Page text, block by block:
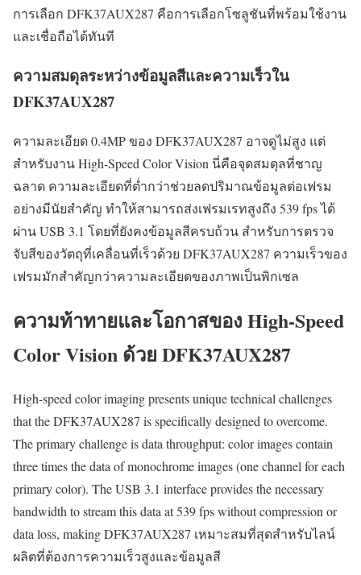
การเลือก DFK37AUX287 คือการเลือกโซลูชันที่พร้อมใช้งาน
และเชื่อถือได้ทันที
ความสมดุลระหว่างข้อมูลสีและความเร็วใน
DFK37AUX287
ความละเอียด 0.4MP ของ DFK37AUX287 อาจดูไม่สูง แต่
สำหรับงาน High-Speed Color Vision นี่คือจุดสมดุลที่ชาญ
ฉลาด ความละเอียดที่ต่ำกว่าช่วยลดปริมาณข้อมูลต่อเฟรม
อย่างมีนัยสำคัญ ทำให้สามารถส่งเฟรมเรทสูงถึง 539 fps ได้
ผ่าน USB 3.1 โดยที่ยังคงข้อมูลสีครบถ้วน สำหรับการตรวจ
จับสีของวัตถุที่เคลื่อนที่เร็วด้วย DFK37AUX287 ความเร็วของ
เฟรมมักสำคัญกว่าความละเอียดของภาพเป็นพิกเซล
ความท้าทายและโอกาสของ High-Speed
Color Vision ด้วย DFK37AUX287
High-speed color imaging presents unique technical challenges
that the DFK37AUX287 is specifically designed to overcome.
The primary challenge is data throughput: color images contain
three times the data of monochrome images (one channel for each
primary color). The USB 3.1 interface provides the necessary
bandwidth to stream this data at 539 fps without compression or
data loss, making DFK37AUX287 เหมาะสมที่สุดสำหรับไลน์
ผลิตที่ต้องการความเร็วสูงและข้อมูลสี